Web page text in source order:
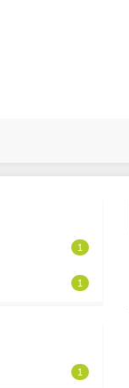
1
1
1